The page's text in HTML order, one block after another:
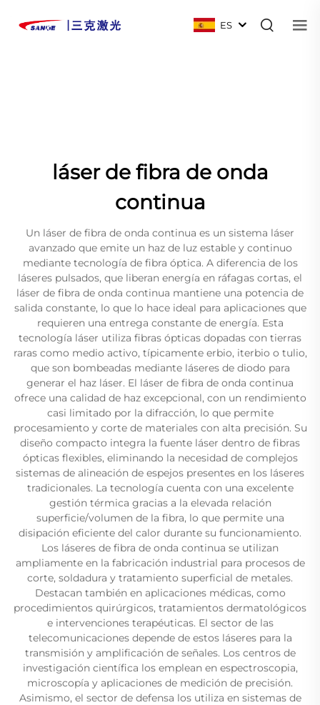
ES
láser de fibra de onda
continua
Un láser de fibra de onda continua es un sistema láser
avanzado que emite un haz de luz estable y continuo
mediante tecnología de fibra óptica. A diferencia de los
láseres pulsados, que liberan energía en ráfagas cortas, el
láser de fibra de onda continua mantiene una potencia de
salida constante, lo que lo hace ideal para aplicaciones que
requieren una entrega constante de energía. Esta
tecnología láser utiliza fibras ópticas dopadas con tierras
raras como medio activo, típicamente erbio, iterbio o tulio,
que son bombeadas mediante láseres de diodo para
generar el haz láser. El láser de fibra de onda continua
ofrece una calidad de haz excepcional, con un rendimiento
casi limitado por la difracción, lo que permite
procesamiento y corte de materiales con alta precisión. Su
diseño compacto integra la fuente láser dentro de fibras
ópticas flexibles, eliminando la necesidad de complejos
sistemas de alineación de espejos presentes en los láseres
tradicionales. La tecnología cuenta con una excelente
gestión térmica gracias a la elevada relación
superficie/volumen de la fibra, lo que permite una
disipación eficiente del calor durante su funcionamiento.
Los láseres de fibra de onda continua se utilizan
ampliamente en la fabricación industrial para procesos de
corte, soldadura y tratamiento superficial de metales.
Destacan también en aplicaciones médicas, como
procedimientos quirúrgicos, tratamientos dermatológicos
e intervenciones terapéuticas. El sector de las
telecomunicaciones depende de estos láseres para la
transmisión y amplificación de señales. Los centros de
investigación científica los emplean en espectroscopia,
microscopía y aplicaciones de medición de precisión.
Asimismo, el sector de defensa los utiliza en sistemas de